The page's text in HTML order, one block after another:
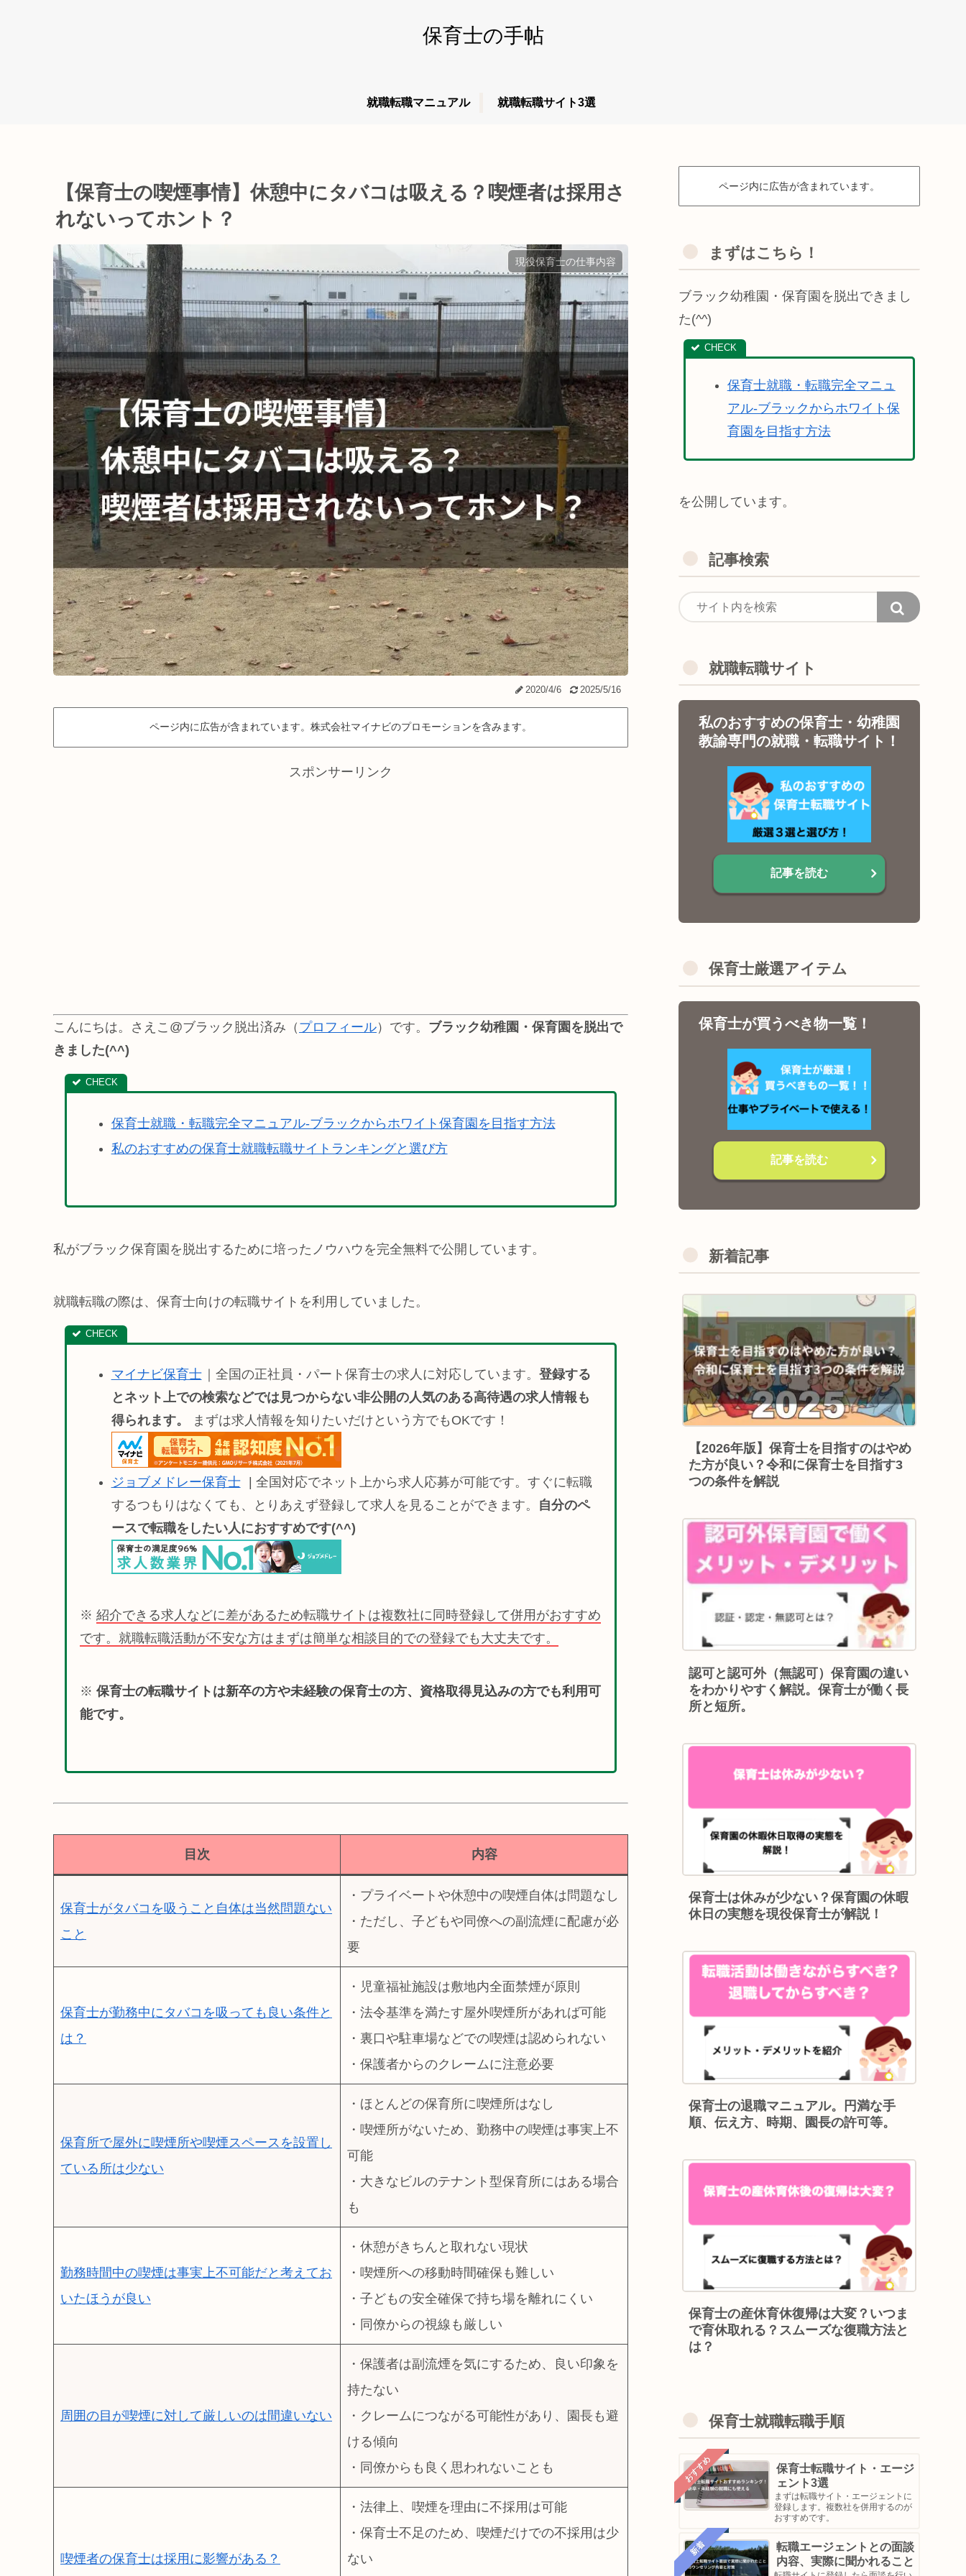
保育士の手帖
就職転職マニュアル 就職転職サイト3選
【保育士の喫煙事情】休憩中にタバコは吸える？喫煙者は採用さ
れないってホント？
現役保育士の仕事内容
2020/4/6 2025/5/16
ページ内に広告が含まれています。株式会社マイナビのプロモーションを含みます。
スポンサーリンク
こんにちは。さえこ@ブラック脱出済み（ プロフィール）です。 ブラック幼稚園・保育園を脱出で
きました(^^)
保育士就職・転職完全マニュアル-ブラックからホワイト保育園を目指す方法
私のおすすめの保育士就職転職サイトランキングと選び方
私がブラック保育園を脱出するために培ったノウハウを完全無料で公開しています。
就職転職の際は、保育士向けの転職サイトを利用していました。
マイナビ保育士 ｜全国の正社員・パート保育士の求人に対応しています。 登録する
とネット上での検索などでは見つからない非公開の人気のある高待遇の求人情報も
得られます。
まずは求人情報を知りたいだけという方でもOKです！
ジョブメドレー保育士
| 全国対応でネット上から求人応募が可能です。すぐに転職
するつもりはなくても、とりあえず登録して求人を見ることができます。
自分のペ
ースで転職をしたい人におすすめです(^^)
※ 紹介できる求人などに差があるため転職サイトは複数社に同時登録して併用がおすすめ
です。就職転職活動が不安な方はまずは簡単な相談目的での登録でも大丈夫です。
※ 保育士の転職サイトは新卒の方や未経験の保育士の方、資格取得見込みの方でも利用可
能です。
目次 内容
保育士がタバコを吸うこと自体は当然問題ない
こと
・プライベートや休憩中の喫煙自体は問題なし
・ただし、子どもや同僚への副流煙に配慮が必
要
保育士が勤務中にタバコを吸っても良い条件と
は？
・児童福祉施設は敷地内全面禁煙が原則
・法令基準を満たす屋外喫煙所があれば可能
・裏口や駐車場などでの喫煙は認められない
・保護者からのクレームに注意必要
保育所で屋外に喫煙所や喫煙スペースを設置し
ている所は少ない
・ほとんどの保育所に喫煙所はなし
・喫煙所がないため、勤務中の喫煙は事実上不
可能
・大きなビルのテナント型保育所にはある場合
も
勤務時間中の喫煙は事実上不可能だと考えてお
いたほうが良い
・休憩がきちんと取れない現状
・喫煙所への移動時間確保も難しい
・子どもの安全確保で持ち場を離れにくい
・同僚からの視線も厳しい
周囲の目が喫煙に対して厳しいのは間違いない
・保護者は副流煙を気にするため、良い印象を
持たない
・クレームにつながる可能性があり、園長も避
ける傾向
・同僚からも良く思われないことも
喫煙者の保育士は採用に影響がある？
・法律上、喫煙を理由に不採用は可能
・保育士不足のため、喫煙だけでの不採用は少
ない
ページ内に広告が含まれています。
まずはこちら！
ブラック幼稚園・保育園を脱出できまし
た(^^)
保育士就職・転職完全マニュ
アル-ブラックからホワイト保
育園を目指す方法
を公開しています。
記事検索
就職転職サイト
私のおすすめの保育士・幼稚園
教諭専門の就職・転職サイト！
記事を読む
保育士厳選アイテム
保育士が買うべき物一覧！
記事を読む
新着記事
【2026年版】保育士を目指すのはやめ
た方が良い？令和に保育士を目指す3
つの条件を解説
認可と認可外（無認可）保育園の違い
をわかりやすく解説。保育士が働く長
所と短所。
保育士は休みが少ない？保育園の休暇
休日の実態を現役保育士が解説！
保育士の退職マニュアル。円満な手
順、伝え方、時期、園長の許可等。
保育士の産休育休復帰は大変？いつま
で育休取れる？スムーズな復職方法と
は？
保育士就職転職手順
おすすめ
保育士転職サイト・エージ
ェント3選
まずは転職サイト・エージェントに
登録します。複数社を併用するのが
おすすめです。
新着
転職エージェントとの面談
内容、実際に聞かれること